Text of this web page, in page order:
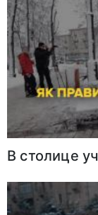
В столице